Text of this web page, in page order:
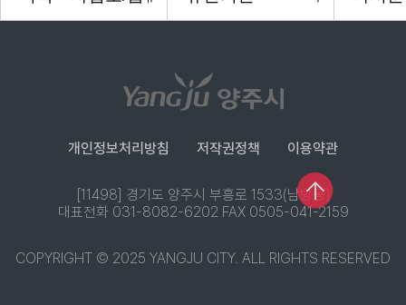
개인정보처리방침 저작권정책 이용약관
[11498] 경기도 양주시 부흥로 1533(남방동)
대표전화 031-8082-6202 FAX 0505-041-2159
COPYRIGHT © 2025 YANGJU CITY. ALL RIGHTS RESERVED